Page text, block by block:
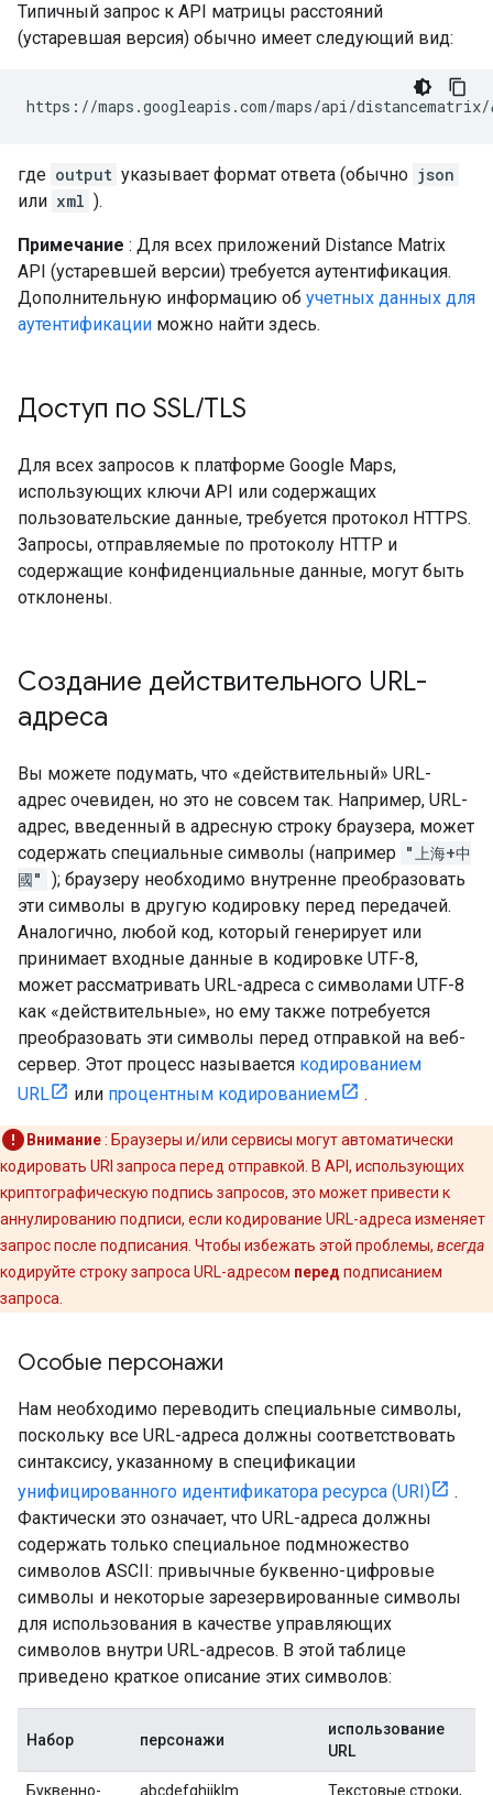
Типичный запрос к API матрицы расстояний
(устаревшая версия) обычно имеет следующий вид:
https://maps.googleapis.com/maps/api/distancematrix/
где output указывает формат ответа (обычно json
или xml ).
Примечание : Для всех приложений Distance Matrix
API (устаревшей версии) требуется аутентификация.
Дополнительную информацию об учетных данных для
аутентификации можно найти здесь.
Доступ по SSL/TLS
Для всех запросов к платформе Google Maps,
использующих ключи API или содержащих
пользовательские данные, требуется протокол HTTPS.
Запросы, отправляемые по протоколу HTTP и
содержащие конфиденциальные данные, могут быть
отклонены.
Создание действительного URL-
адреса
Вы можете подумать, что «действительный» URL-
адрес очевиден, но это не совсем так. Например, URL-
адрес, введенный в адресную строку браузера, может
содержать специальные символы (например "上海+中
國" ); браузеру необходимо внутренне преобразовать
эти символы в другую кодировку перед передачей.
Аналогично, любой код, который генерирует или
принимает входные данные в кодировке UTF-8,
может рассматривать URL-адреса с символами UTF-8
как «действительные», но ему также потребуется
преобразовать эти символы перед отправкой на веб-
сервер. Этот процесс называется кодированием
URL
или процентным кодированием .
Внимание: Браузеры и/или сервисы могут автоматически
кодировать URI запроса перед отправкой. В API, использующих
криптографическую подпись запросов, это может привести к
аннулированию подписи, если кодирование URL-адреса изменяет
запрос после подписания. Чтобы избежать этой проблемы, всегда
кодируйте строку запроса URL-адресом перед подписанием
запроса.
Особые персонажи
Нам необходимо переводить специальные символы,
поскольку все URL-адреса должны соответствовать
синтаксису, указанному в спецификации
унифицированного идентификатора ресурса (URI)
.
Фактически это означает, что URL-адреса должны
содержать только специальное подмножество
символов ASCII: привычные буквенно-цифровые
символы и некоторые зарезервированные символы
для использования в качестве управляющих
символов внутри URL-адресов. В этой таблице
приведено краткое описание этих символов:
Набор персонажи
использование
URL
Буквенно- abcdefghijklm Текстовые строки,